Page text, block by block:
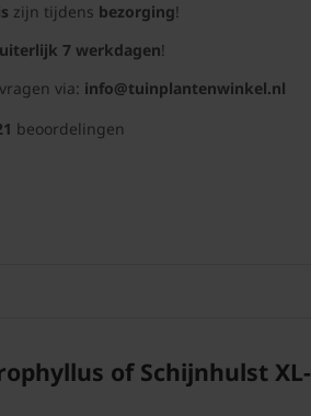
zijn tijdens bezorging!
7 werkdagen!
via: info@tuinplantenwinkel.nl
beoordelingen
of Schijnhulst XL-